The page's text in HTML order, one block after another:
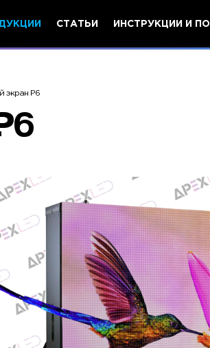
СТАТЬИ ИНСТРУКЦИИ И ПО
экран P6